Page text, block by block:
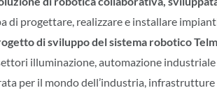
di progettare, realizzare e installare
di sviluppo del sistema robotico
illuminazione, automazione
per il mondo dell’industria, infrastrutture